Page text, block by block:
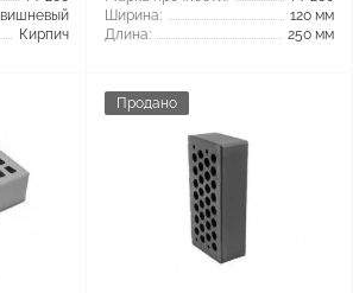
вишневый
Кирпич
Ширина:
120 мм
Длина:
250 мм
Продано